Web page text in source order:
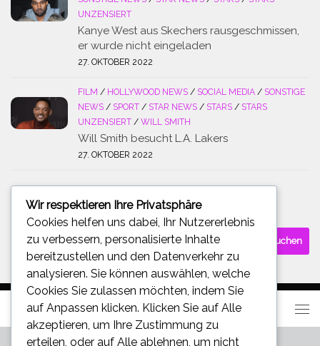
UNZENSIERT
Kanye West aus Skechers rausgeschmissen,
er wurde nicht eingeladen
27. OKTOBER 2022
FILM / HOLLYWOOD NEWS / SOCIAL MEDIA / SONSTIGE
NEWS / SPORT / STAR NEWS / STARS / STARS
UNZENSIERT / WILL SMITH
Will Smith besucht L.A. Lakers
27. OKTOBER 2022
Suchen
nach:
Wir respektieren Ihre Privatsphäre
Cookies helfen uns dabei, Ihr Nutzererlebnis
zu verbessern, personalisierte Inhalte
bereitzustellen und den Datenverkehr zu
analysieren. Sie können auswählen, welche
Cookies Sie zulassen möchten, indem Sie
auf Anpassen klicken. Klicken Sie auf Alle
akzeptieren , um Ihre Zustimmung zu
erteilen, oder auf Alle ablehnen , um nicht